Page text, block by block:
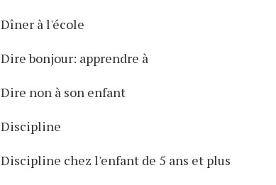
Dîner à l'école
Dire bonjour: apprendre à
Dire non à son enfant
Discipline
Discipline chez l'enfant de 5 ans et plus